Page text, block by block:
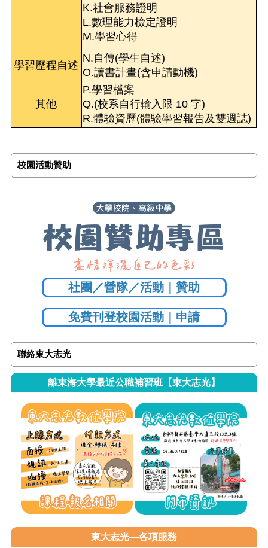
K.社會服務證明
L.數理能力檢定證明
M.學習心得
學習歷程自述
N.自傳(學生自述)
O.讀書計畫(含申請動機)
其他
P.學習檔案
Q.(校系自行輸入限 10 字)
R.體驗資歷(體驗學習報告及雙週誌)
校園活動贊助
社團／營隊／活動｜贊助
免費刊登校園活動｜申請
聯絡東大志光
離東海大學最近公職補習班【東大志光】
東大志光—各項服務